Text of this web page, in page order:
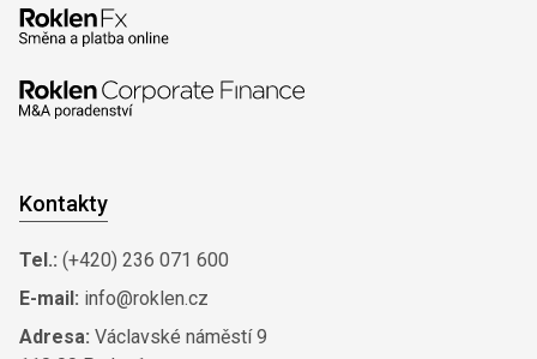
Kontakty
Tel.: (+420) 236 071 600
E-mail: info@roklen.cz
Adresa: Václavské náměstí 9